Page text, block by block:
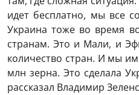
идет бесплатно, мы все
Украина тоже во время
странам. Это и Мали, и
количество стран. И мы
млн зерна. Это сделала
рассказал Владимир